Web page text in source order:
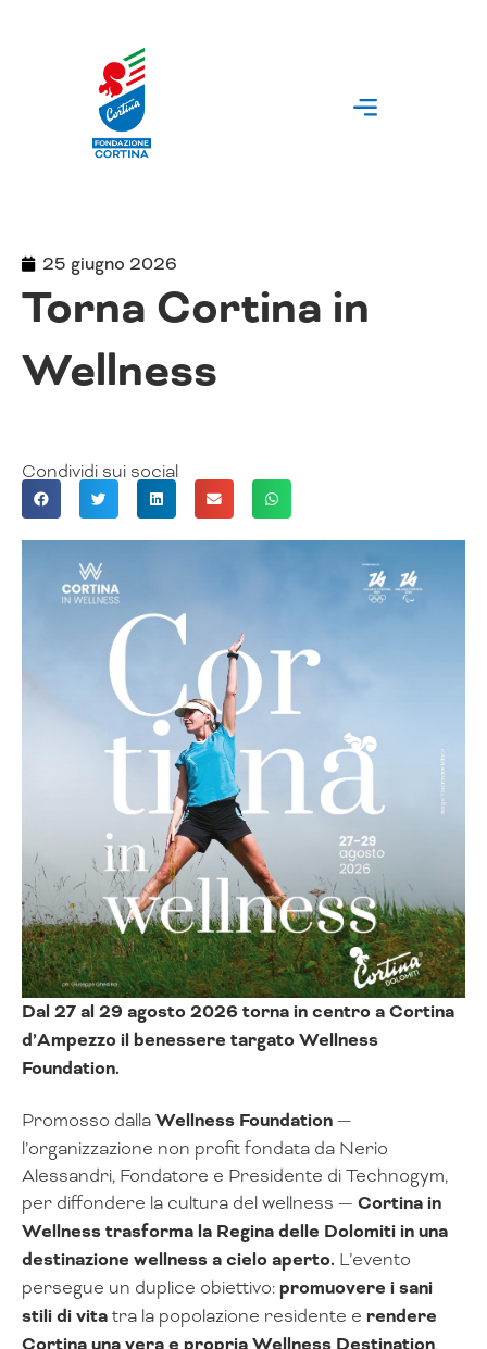
25 giugno 2026
Torna Cortina in
Wellness
Condividi sui social
Dal 27 al 29 agosto 2026 torna in centro a Cortina
d’Ampezzo il benessere targato Wellness
Foundation.
Promosso dallaWellness Foundation —
l’organizzazione non profit fondata da Nerio
Alessandri, Fondatore e Presidente di Technogym,
per diffondere la cultura del wellness — Cortina in
Wellness trasforma la Regina delle Dolomiti in una
destinazione wellness a cielo aperto. L’evento
persegue un duplice obiettivo:promuovere i sani
stili di vitatra la popolazione residente e rendere
Cortina una vera e propria Wellness Destination.